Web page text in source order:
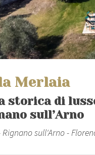
Merlaia
storica di
sull’Arno
Rignano sull'Arno -